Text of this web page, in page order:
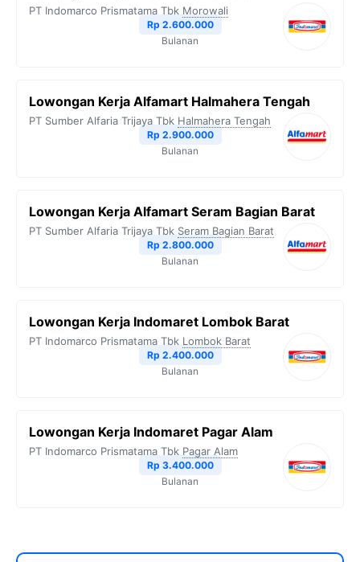
PT Indomarco Prismatama Tbk Morowali
Rp 2.600.000
Bulanan
Lowongan Kerja Alfamart Halmahera Tengah
PT Sumber Alfaria Trijaya Tbk Halmahera Tengah
Rp 2.900.000
Bulanan
Lowongan Kerja Alfamart Seram Bagian Barat
PT Sumber Alfaria Trijaya Tbk Seram Bagian Barat
Rp 2.800.000
Bulanan
Lowongan Kerja Indomaret Lombok Barat
PT Indomarco Prismatama Tbk Lombok Barat
Rp 2.400.000
Bulanan
Lowongan Kerja Indomaret Pagar Alam
PT Indomarco Prismatama Tbk Pagar Alam
Rp 3.400.000
Bulanan